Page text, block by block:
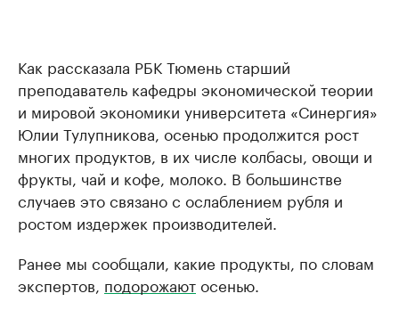
Как рассказала РБК Тюмень старший
преподаватель кафедры экономической теории
и мировой экономики университета «Синергия»
Юлии Тулупникова, осенью продолжится рост
многих продуктов, в их числе колбасы, овощи и
фрукты, чай и кофе, молоко. В большинстве
случаев это связано с ослаблением рубля и
ростом издержек производителей.
Ранее мы сообщали, какие продукты, по словам
экспертов, подорожаютосенью.